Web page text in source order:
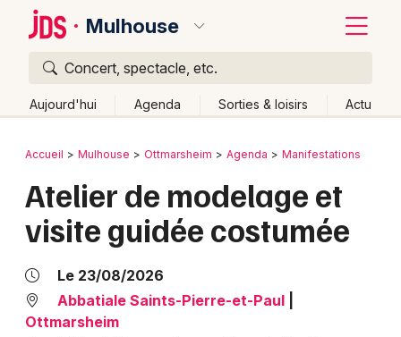
Mulhouse
Concert, spectacle, etc.
Aujourd'hui Agenda Sorties & loisirs Actu
Publier un événement
Grands événements
Activité & Expérience
Bordeaux
Colmar
Lyon
Retour
Accueil Mulhouse Ottmarsheim Agenda Manifestations
Atelier de modelage et
visite guidée costumée
Le 23/08/2026
Abbatiale Saints-Pierre-et-Paul
Ottmarsheim
Quoi ?
Où ?
Partout
Près de moi Changer de lieu
Quand ?
Effacer les dates
Aujourd'hui
Demain